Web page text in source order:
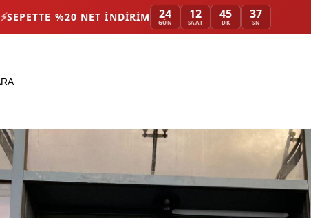
⚡SEPETTE %20 NET İNDIRIM 24
GÜN
12
SAAT
45
DK
37
SN